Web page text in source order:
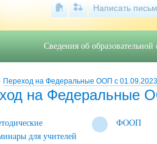
Переход на Федеральные ООП с 01.09.2023
на Федеральные
для учителей
ФООП
Написать
Сведения об образовательной